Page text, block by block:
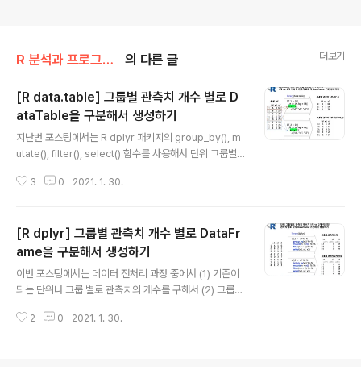
R 분석과 프로그래밍/R 데이터 전처리 의 다른 글 더보기
[R data.table] 그룹별 관측치 개수 별로 D
ataTable을 구분해서 생성하기
지난번 포스팅에서는 R dplyr 패키지의 group_by(), m
utate(), filter(), select() 함수를 사용해서 단위 그룹별
을 소개(https://rfriend.tistory.com/606)하였습니다.
서 생성하는 방법을 소개하겠습니다. (1) R data.table을
사용해서 그룹 별 관측치 개수 세기(2) R data.table을 사
용해서 그룹 별 관측치 개수 별로 data.table 구분해서 생
성하기 만약 데이터셋이 대용량이라면 R dplyr 패키지를
사용하는 것보다 R data.table 패키지를 사..
3 0 2021. 1. 30.
[R dplyr] 그룹별 관측치 개수 별로 DataFr
ame을 구분해서 생성하기
이번 포스팅에서는 데이터 전처리 과정 중에서 (1) 기준이
되는 단위나 그룹 별로 관측치의 개수를 구해서 (2) 그룹
인 그룹의 DataFrame을 구분 해서 생성하는 방법을 소개
2 0 2021. 1. 30.